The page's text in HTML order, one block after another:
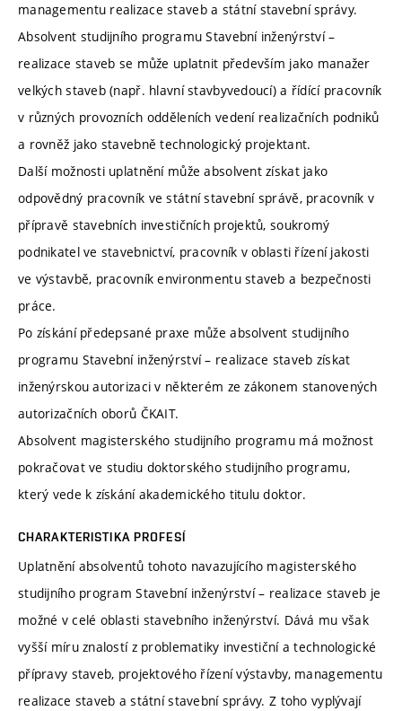
managementu realizace staveb a státní stavební správy.
Absolvent studijního programu Stavební inženýrství –
realizace staveb se může uplatnit především jako manažer
velkých staveb (např. hlavní stavbyvedoucí) a řídící pracovník
v různých provozních odděleních vedení realizačních podniků
a rovněž jako stavebně technologický projektant.
Další možnosti uplatnění může absolvent získat jako
odpovědný pracovník ve státní stavební správě, pracovník v
přípravě stavebních investičních projektů, soukromý
podnikatel ve stavebnictví, pracovník v oblasti řízení jakosti
ve výstavbě, pracovník environmentu staveb a bezpečnosti
práce.
Po získání předepsané praxe může absolvent studijního
programu Stavební inženýrství – realizace staveb získat
inženýrskou autorizaci v některém ze zákonem stanovených
autorizačních oborů ČKAIT.
Absolvent magisterského studijního programu má možnost
pokračovat ve studiu doktorského studijního programu,
který vede k získání akademického titulu doktor.
CHARAKTERISTIKA PROFESÍ
Uplatnění absolventů tohoto navazujícího magisterského
studijního program Stavební inženýrství – realizace staveb je
možné v celé oblasti stavebního inženýrství. Dává mu však
vyšší míru znalostí z problematiky investiční a technologické
přípravy staveb, projektového řízení výstavby, managementu
realizace staveb a státní stavební správy. Z toho vyplývají